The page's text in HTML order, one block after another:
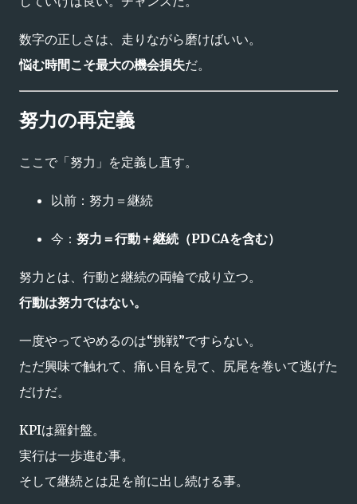
数字の正しさは、走りながら磨けばいい。
悩む時間こそ最大の機会損失だ。
努力の再定義
ここで「努力」を定義し直す。
以前：努力＝継続
今：努力＝行動＋継続（PDCAを含む）
努力とは、行動と継続の両輪で成り立つ。
行動は努力ではない。
一度やってやめるのは“挑戦”ですらない。
ただ興味で触れて、痛い目を見て、尻尾を巻いて逃げた
だけだ。
KPIは羅針盤。
実行は一歩進む事。
そして継続とは足を前に出し続ける事。